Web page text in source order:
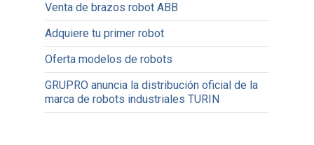
Venta de brazos robot ABB
Adquiere tu primer robot
Oferta modelos de robots
GRUPRO anuncia la distribución oficial de la
marca de robots industriales TURIN